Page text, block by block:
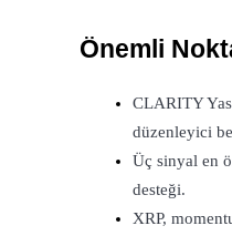
USDC Vadeli İşlemleri
USDC'yi teminat olarak
Önemli
CLARITY
düzenleyici
Üç sinyal en
desteği.
XRP,